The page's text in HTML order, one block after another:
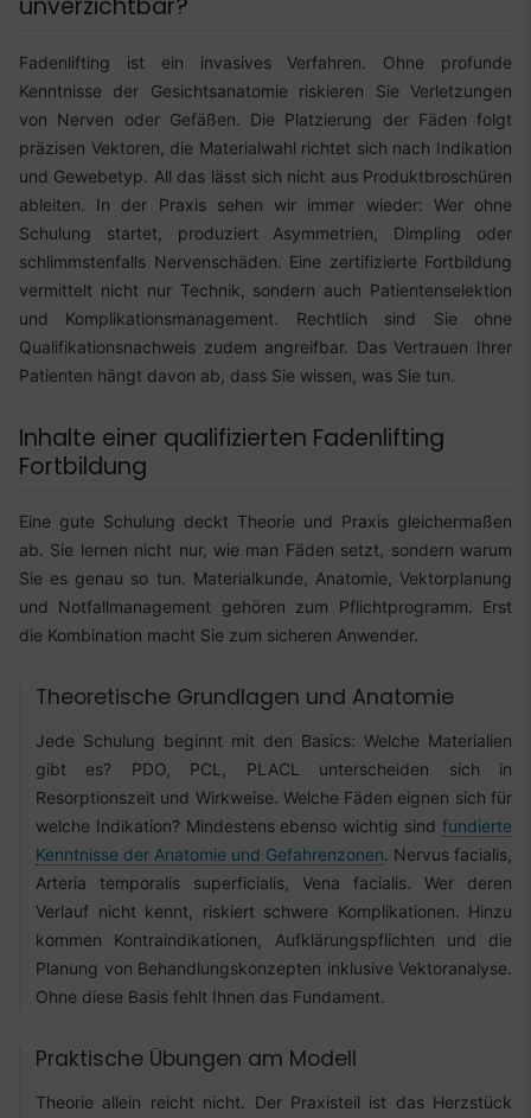
unverzichtbar?
Fadenlifting ist ein invasives Verfahren. Ohne profunde
Kenntnisse der Gesichtsanatomie riskieren Sie Verletzungen
von Nerven oder Gefäßen. Die Platzierung der Fäden folgt
präzisen Vektoren, die Materialwahl richtet sich nach Indikation
und Gewebetyp. All das lässt sich nicht aus Produktbroschüren
ableiten. In der Praxis sehen wir immer wieder: Wer ohne
Schulung startet, produziert Asymmetrien, Dimpling oder
schlimmstenfalls Nervenschäden. Eine zertifizierte Fortbildung
vermittelt nicht nur Technik, sondern auch Patientenselektion
und Komplikationsmanagement. Rechtlich sind Sie ohne
Qualifikationsnachweis zudem angreifbar. Das Vertrauen Ihrer
Patienten hängt davon ab, dass Sie wissen, was Sie tun.
Inhalte einer qualifizierten Fadenlifting
Fortbildung
Eine gute Schulung deckt Theorie und Praxis gleichermaßen
ab. Sie lernen nicht nur, wie man Fäden setzt, sondern warum
Sie es genau so tun. Materialkunde, Anatomie, Vektorplanung
und Notfallmanagement gehören zum Pflichtprogramm. Erst
die Kombination macht Sie zum sicheren Anwender.
Theoretische Grundlagen und Anatomie
Jede Schulung beginnt mit den Basics: Welche Materialien
gibt es? PDO, PCL, PLACL unterscheiden sich in
Resorptionszeit und Wirkweise. Welche Fäden eignen sich für
welche Indikation? Mindestens ebenso wichtig sind fundierte
Kenntnisse der Anatomie und Gefahrenzonen. Nervus facialis,
Arteria temporalis superficialis, Vena facialis. Wer deren
Verlauf nicht kennt, riskiert schwere Komplikationen. Hinzu
kommen Kontraindikationen, Aufklärungspflichten und die
Planung von Behandlungskonzepten inklusive Vektoranalyse.
Ohne diese Basis fehlt Ihnen das Fundament.
Praktische Übungen am Modell
Theorie allein reicht nicht. Der Praxisteil ist das Herzstück